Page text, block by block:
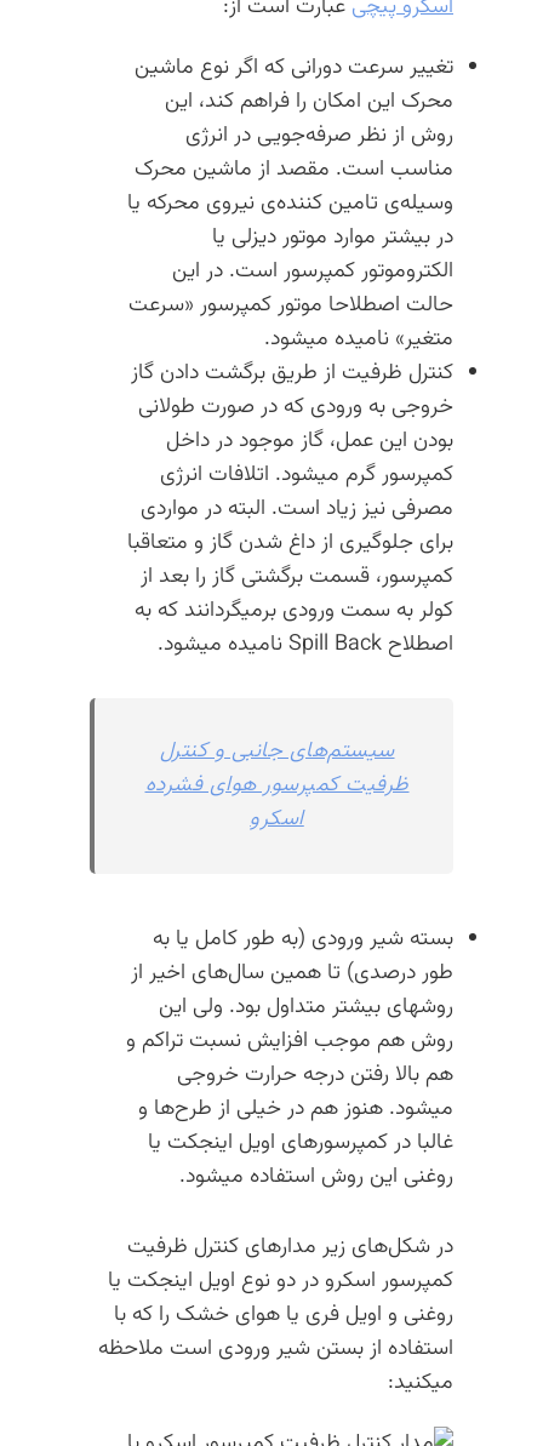
اسکرو پیچی عبارت است از:
تغییر سرعت دورانی که اگر نوع ماشین
محرک این امکان را فراهم کند، این
روش از نظر صرفه‌جویی در انرژی
مناسب است. مقصد از ماشین محرک
وسیله‌ی تامین کننده‌ی نیروی محرکه یا
در بیشتر موارد موتور دیزلی یا
الکتروموتور کمپرسور است. در این
حالت اصطلاحا موتور کمپرسور «سرعت
متغیر» نامیده میشود.
کنترل ظرفیت از طریق برگشت دادن گاز
خروجی به ورودی که در صورت طولانی
بودن این عمل، گاز موجود در داخل
کمپرسور گرم میشود. اتلافات انرژی
مصرفی نیز زیاد است. البته در مواردی
برای جلوگیری از داغ شدن گاز و متعاقبا
کمپرسور، قسمت برگشتی گاز را بعد از
کولر به سمت ورودی برمیگردانند که به
اصطلاح Spill Back نامیده میشود.
سیستم‌های جانبی و کنترل
ظرفیت کمپرسور هوای فشرده
اسکرو
بسته شیر ورودی (به طور کامل یا به
طور درصدی) تا همین سال‌های اخیر از
روشهای بیشتر متداول بود. ولی این
روش هم موجب افزایش نسبت تراکم و
هم بالا رفتن درجه حرارت خروجی
میشود. هنوز هم در خیلی از طرح‌ها و
غالبا در کمپرسورهای اویل اینجکت یا
روغنی این روش استفاده میشود.
در شکل‌های زیر مدارهای کنترل ظرفیت
کمپرسور اسکرو در دو نوع اویل اینجکت یا
روغنی و اویل فری یا هوای خشک را که با
استفاده از بستن شیر ورودی است ملاحظه
میکنید: